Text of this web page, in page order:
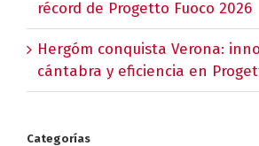
récord de Progetto Fuoco 2026
Hergóm conquista Verona:
cántabra y eficiencia en
Categorías